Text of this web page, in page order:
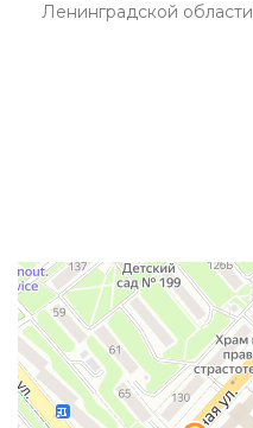
Ленинградской области